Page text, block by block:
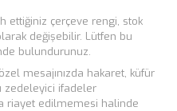
ettiğiniz çerçeve rengi, stok
değişebilir. Lütfen bu
bulundurunuz.
mesajınızda hakaret, küfür
zedeleyici ifadeler
riayet edilmemesi halinde